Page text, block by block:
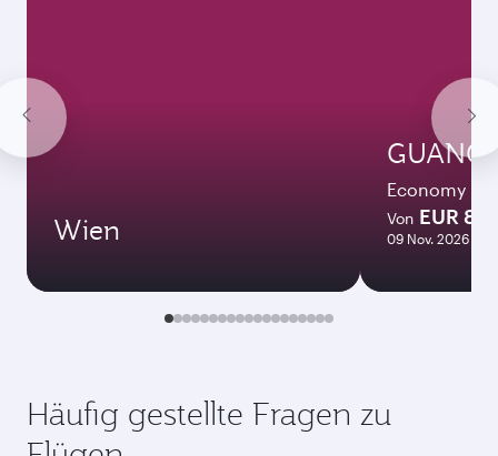
Wien
Economy
Von EUR 872
09 Nov. 2026 - 16
Häufig gestellte Fragen zu